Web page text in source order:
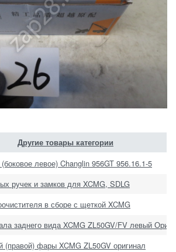
Другие товары категории
левое) Changlin 956GT 956.16.1-5
ручек и замков для XCMG, SDLG
в сборе с щеткой XCMG
заднего вида XCMG ZL50GV/FV левый
(правой) фары XCMG ZL50GV оригинал